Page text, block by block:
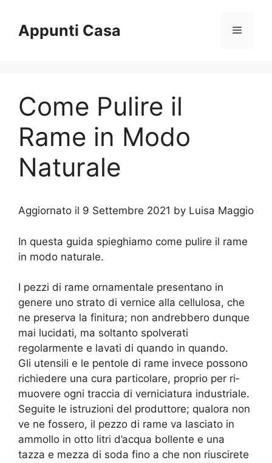
contenuto
Appunti Casa Menu
Come Pulire il
Rame in Modo
Naturale
Aggiornato il 9 Settembre 2021 by Luisa Maggio
In questa guida spieghiamo come pulire il rame
in modo naturale.
I pezzi di rame ornamentale presentano in
genere uno strato di vernice alla cellulosa, che
ne preserva la fini­tura; non andrebbero dunque
mai lucidati, ma sol­tanto spolverati
regolarmente e lavati di quando in quando.
Gli utensili e le pentole di rame invece pos­sono
richiedere una cura particolare, proprio per ri­
muovere ogni traccia di verniciatura industriale.
Se­guite le istruzioni del produttore; qualora non
ve ne fossero, il pezzo di rame va lasciato in
ammollo in otto litri d’acqua bollente e una
tazza e mezza di soda fino a che non riuscirete